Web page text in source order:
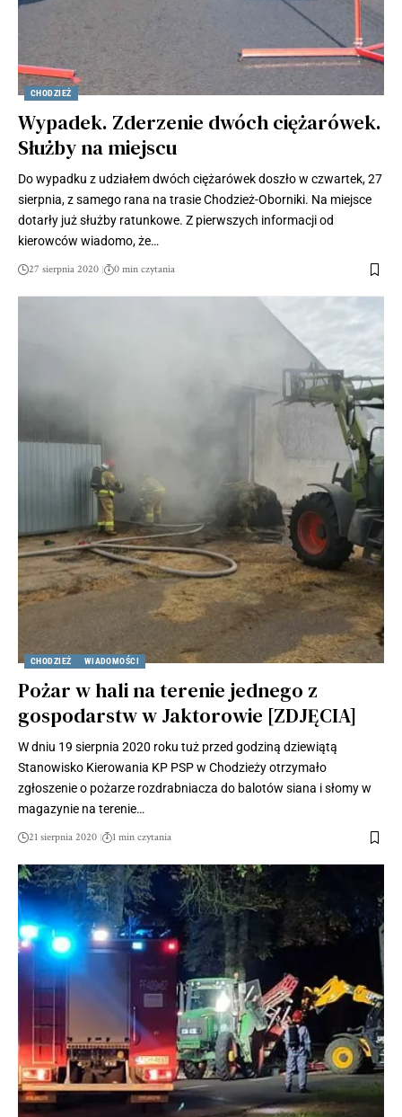
CHODZIEŻ
Wypadek. Zderzenie dwóch ciężarówek.
Służby na miejscu
Do wypadku z udziałem dwóch ciężarówek doszło w czwartek, 27
sierpnia, z samego rana na trasie Chodzież-Oborniki. Na miejsce
dotarły już służby ratunkowe. Z pierwszych informacji od
kierowców wiadomo, że…
27 sierpnia 2020 0 min czytania
CHODZIEŻ WIADOMOŚCI
Pożar w hali na terenie jednego z
gospodarstw w Jaktorowie [ZDJĘCIA]
W dniu 19 sierpnia 2020 roku tuż przed godziną dziewiątą
Stanowisko Kierowania KP PSP w Chodzieży otrzymało
zgłoszenie o pożarze rozdrabniacza do balotów siana i słomy w
magazynie na terenie…
21 sierpnia 2020 1 min czytania